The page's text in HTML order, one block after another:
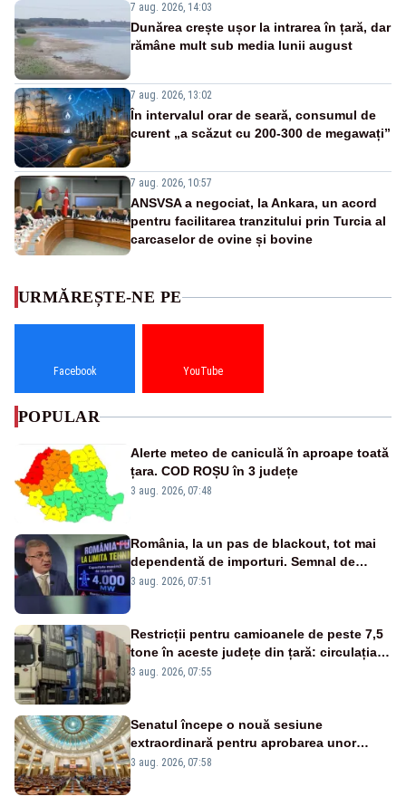
7 aug. 2026, 14:03
Dunărea crește ușor la intrarea în țară, dar
rămâne mult sub media lunii august
7 aug. 2026, 13:02
În intervalul orar de seară, consumul de
curent „a scăzut cu 200-300 de megawați”
7 aug. 2026, 10:57
ANSVSA a negociat, la Ankara, un acord
pentru facilitarea tranzitului prin Turcia al
carcaselor de ovine și bovine
URMĂREȘTE-NE PE
Facebook YouTube
POPULAR
Alerte meteo de caniculă în aproape toată
țara. COD ROȘU în 3 județe
3 aug. 2026, 07:48
România, la un pas de blackout, tot mai
dependentă de importuri. Semnal de
alarmă tras de un expert în energie
3 aug. 2026, 07:51
Restricții pentru camioanele de peste 7,5
tone în aceste județe din țară: circulația
este interzisă luni, între orele 12:00 și
3 aug. 2026, 07:55
Senatul începe o nouă sesiune
extraordinară pentru aprobarea unor
jaloane din PNRR
3 aug. 2026, 07:58